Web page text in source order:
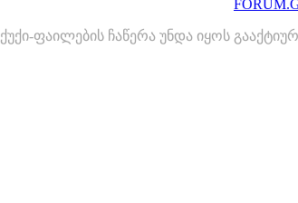
ქუქი-ფაილების ჩაწერა უნდა იყოს